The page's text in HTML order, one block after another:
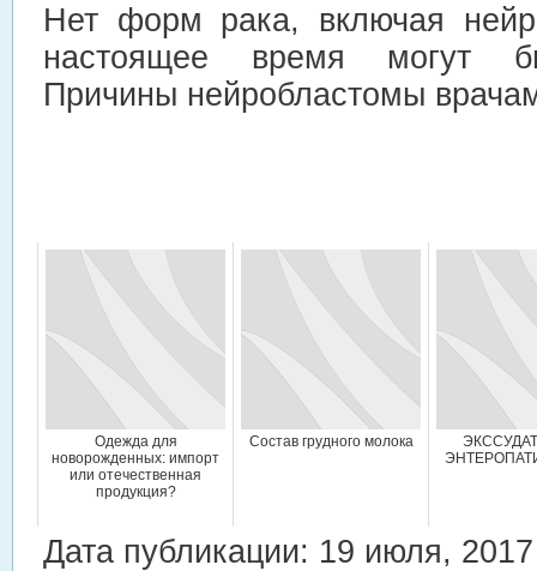
Нет форм рака, включая
настоящее время могут
Причины нейробластомы
Одежда для
новорожденных: импорт
или отечественная
продукция?
Состав грудного молока
Дата публикации: 19 июля, 2017